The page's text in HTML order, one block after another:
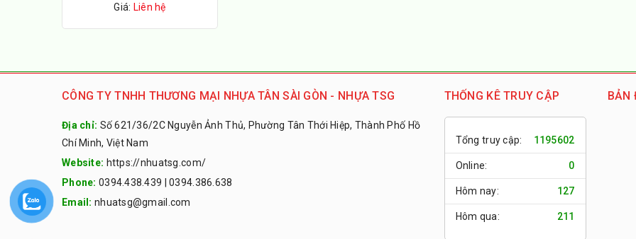
Giá: Liên hệ
CÔNG TY TNHH THƯƠNG MẠI NHỰA TÂN SÀI GÒN - NHỰA TSG
Địa chỉ: Số 621/36/2C Nguyễn Ảnh Thủ, Phường Tân Thới Hiệp, Thành Phố Hồ
Chí Minh, Việt Nam
Website: https://nhuatsg.com/
Phone: 0394.438.439 |0394.386.638
Email: nhuatsg@gmail.com
THỐNG KÊ TRUY CẬP
Tổng truy cập: 1195602
Online: 0
Hôm nay: 127
Hôm qua: 211
BẢN